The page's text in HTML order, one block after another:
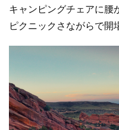
キャンピングチェアに腰
ピクニックさながらで開